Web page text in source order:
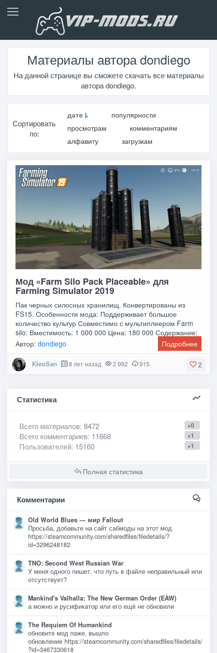
Материалы автора dondiego
На данной странице вы сможете скачать все материалы
автора dondiego.
Сортировать
по:
дате
популярности
просмотрам
комментариям
алфавиту
загрузкам
Мод «Farm Silo Pack Placeable» для
Farming Simulator 2019
Пак черных силосных хранилищ. Конвертированы из
FS15. Особенности мода: Поддерживает большое
количество культур Совместимо с мультиплеером Farm
silo: Вместимость: 1 000 000 Цена: 180 000 Содержание:
Автор:dondiego Подробнее
2
KleoSan 8 лет назад 2 992 915
Статистика
+0
Всего материалов: 8472
+1
Всего комментариев: 11668
+1
Пользователей: 15160
Полная статистика
Комментарии
Old World Blues — мир Fallout
Просьба, добавьте на сайт сабмоды на этот мод
https://steamcommunity.com/sharedfiles/filedetails/?
id=3296248182
TNO: Second West Russian War
У меня одного пишет, что путь в файле неправильный или
отсутствует?
Mankind's Valhalla: The New German Order (EAW)
а можно и русификатор или его ещё не обновили
The Requiem Of Humankind
обновите мод паже, вышло
обновление https://steamcommunity.com/sharedfiles/filedetails/
?id=3467330618